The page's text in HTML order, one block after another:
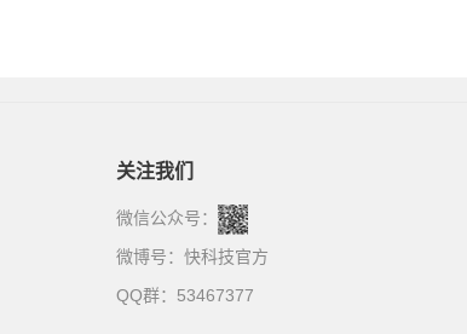
关注我们
微信公众号：
微博号： 快科技官方
QQ群：53467377